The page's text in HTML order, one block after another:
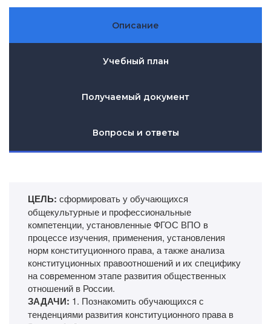
Описание
Учебный план
Получаемый документ
Вопросы и ответы
ЦЕЛЬ: сформировать у обучающихся
общекультурные и профессиональные
компетенции, установленные ФГОС ВПО в
процессе изучения, применения, установления
норм конституционного права, а также анализа
конституционных правоотношений и их специфику
на современном этапе развития общественных
отношений в России.
ЗАДАЧИ: 1.​ Познакомить обучающихся с
тенденциями развития конституционного права в